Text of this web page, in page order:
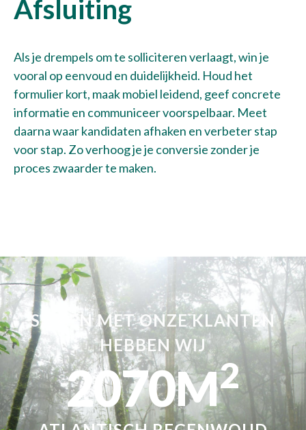
Afsluiting
Als je drempels om te solliciteren verlaagt, win je
vooral op eenvoud en duidelijkheid. Houd het
formulier kort, maak mobiel leidend, geef concrete
informatie en communiceer voorspelbaar. Meet
daarna waar kandidaten afhaken en verbeter stap
voor stap. Zo verhoog je je conversie zonder je
proces zwaarder te maken.
SAMEN MET ONZE KLANTEN
HEBBEN WIJ
2070M2